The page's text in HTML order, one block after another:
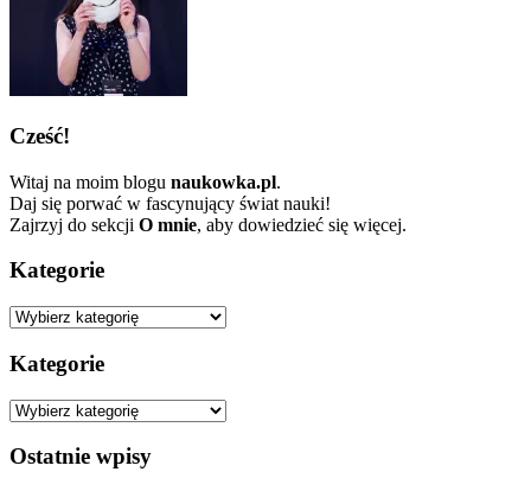
Cześć!
Witaj na moim blogu naukowka.pl.
Daj się porwać w fascynujący świat nauki!
Zajrzyj do sekcji O mnie, aby dowiedzieć się więcej.
Kategorie
Kategorie
Kategorie
Kategorie
Ostatnie wpisy